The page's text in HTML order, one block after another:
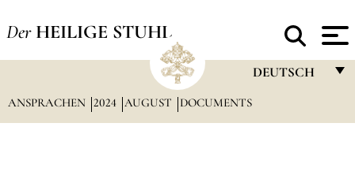
Der HEILIGE STUHL
DEUTSCH
FRANÇAIS
ANSPRACHEN 2024 AUGUST DOCUMENTS